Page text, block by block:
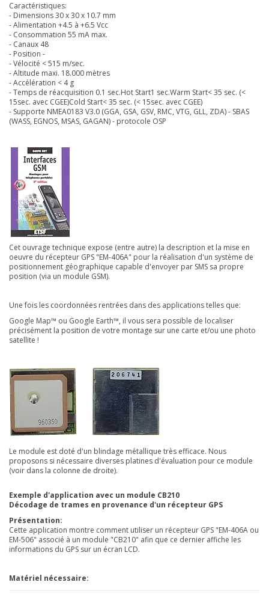
Caractéristiques:
- Dimensions 30 x 30 x 10.7 mm
- Alimentation +4.5 à +6.5 Vcc
- Consommation 55 mA max.
- Canaux 48
- Position -
- Vélocité < 515 m/sec.
- Altitude maxi. 18.000 mètres
- Accélération < 4 g
- Temps de réacquisition 0.1 sec.Hot Start1 sec.Warm Start< 35 sec. (<
15sec. avec CGEE)Cold Start< 35 sec. (< 15sec. avec CGEE)
- Supporte NMEA0183 V3.0 (GGA, GSA, GSV, RMC, VTG, GLL, ZDA) - SBAS
(WASS, EGNOS, MSAS, GAGAN) - protocole OSP
Cet ouvrage technique expose (entre autre) la description et la mise en
oeuvre du récepteur GPS "EM-406A" pour la réalisation d'un système de
positionnement géographique capable d'envoyer par SMS sa propre
position (via un module GSM).
Une fois les coordonnées rentrées dans des applications telles que:
Google Map™ ou Google Earth™, il vous sera possible de localiser
précisément la position de votre montage sur une carte et/ou une photo
satellite !
Le module est doté d'un blindage métallique très efficace. Nous
proposons si nécessaire diverses platines d'évaluation pour ce module
(voir dans la colonne de droite).
Exemple d'application avec un module CB210
Décodage de trames en provenance d'un récepteur GPS
Présentation:
Cette application montre comment utiliser un récepteur GPS "EM-406A ou
EM-506" associé à un module "CB210" afin que ce dernier affiche les
informations du GPS sur un écran LCD.
Matériel nécessaire: